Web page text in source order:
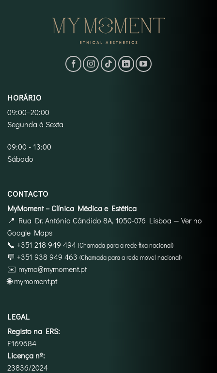
HORÁRIO
09:00–20:00
Segunda à Sexta
09:00 - 13:00
Sábado
CONTACTO
MyMoment – Clínica Médica e Estética
📍 Rua Dr. António Cândido 8A, 1050-076 Lisboa — Ver no
Google Maps
📞 +351 218 949 494 (Chamada para a rede fixa nacional)
💬 +351 938 949 463 (Chamada para a rede móvel nacional)
✉️ mymo@mymoment.pt
🌐mymoment.pt
LEGAL
Registo na ERS:
E169684
Licença nº:
23836/2024